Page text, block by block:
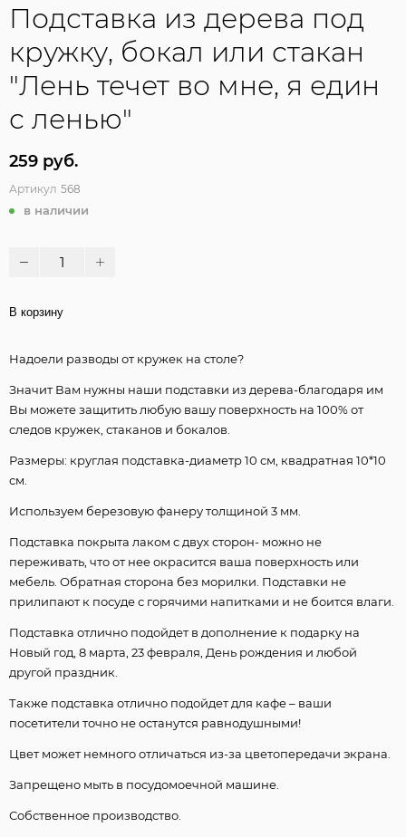
Подставка из дерева под
кружку, бокал или стакан
"Лень течет во мне, я един
с ленью"
259 руб.
Артикул 568
в наличии
В корзину
Надоели разводы от кружек на столе?
Значит Вам нужны наши подставки из дерева-благодаря им
Вы можете защитить любую вашу поверхность на 100% от
следов кружек, стаканов и бокалов.
Размеры: круглая подставка-диаметр 10 см, квадратная 10*10
см.
Используем березовую фанеру толщиной 3 мм.
Подставка покрыта лаком с двух сторон- можно не
переживать, что от нее окрасится ваша поверхность или
мебель. Обратная сторона без морилки. Подставки не
прилипают к посуде с горячими напитками и не боится влаги.
Подставка отлично подойдет в дополнение к подарку на
Новый год, 8 марта, 23 февраля, День рождения и любой
другой праздник.
Также подставка отлично подойдет для кафе – ваши
посетители точно не останутся равнодушными!
Цвет может немного отличаться из-за цветопередачи экрана.
Запрещено мыть в посудомоечной машине.
Собственное производство.